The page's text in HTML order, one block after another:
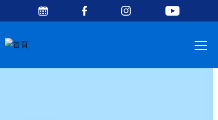
移至主內容
Media